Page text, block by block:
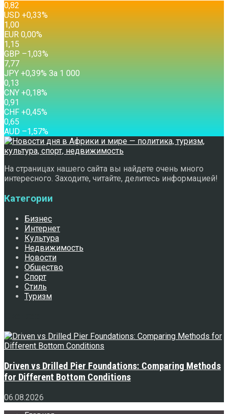
0,82
USD +0,33%
1,00
EUR 0,00%
1,15
GBP –1,03%
7,77
JPY +0,39% За 1 000
0,13
CNY +0,18%
0,91
CHF +0,45%
0,65
AUD –1,57%
На страницах нашего сайта вы найдете очень много
интересного. Заходите, читайте, делитесь информацией!
Категории
Бизнес
Интернет
Культура
Недвижимость
Новости
Общество
Спорт
Стиль
Туризм
Driven vs Drilled Pier Foundations: Comparing Methods
for Different Bottom Conditions
06.08.2026